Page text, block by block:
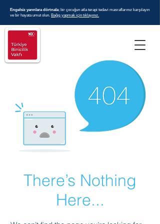
Engelsiz yarınlara dörtnala; bir çocuğun atla terapi tedavi masraflarınız karşılayın
ve bir hayata umut olun. Bağış yapmak için tıklayınız.
There’s Nothing
Here...